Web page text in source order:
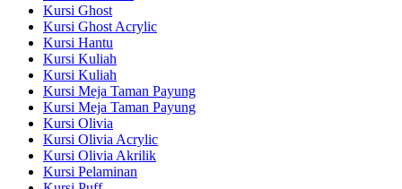
Kursi Ghost
Kursi Ghost Acrylic
Kursi Hantu
Kursi Kuliah
Kursi Kuliah
Kursi Meja Taman Payung
Kursi Meja Taman Payung
Kursi Olivia
Kursi Olivia Acrylic
Kursi Olivia Akrilik
Kursi Pelaminan